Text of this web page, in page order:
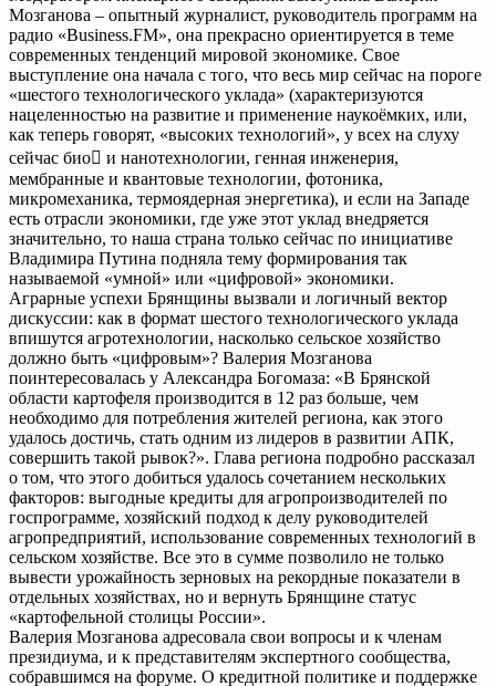
Мозганова – опытный журналист, руководитель программ на
радио «Business.FM», она прекрасно ориентируется в теме
современных тенденций мировой экономике. Свое
выступление она начала с того, что весь мир сейчас на пороге
«шестого технологического уклада» (характеризуются
нацеленностью на развитие и применение наукоёмких, или,
как теперь говорят, «высоких технологий», у всех на слуху
сейчас био и нанотехнологии, генная инженерия,
мембранные и квантовые технологии, фотоника,
микромеханика, термоядерная энергетика), и если на Западе
есть отрасли экономики, где уже этот уклад внедряется
значительно, то наша страна только сейчас по инициативе
Владимира Путина подняла тему формирования так
называемой «умной» или «цифровой» экономики.
Аграрные успехи Брянщины вызвали и логичный вектор
дискуссии: как в формат шестого технологического уклада
впишутся агротехнологии, насколько сельское хозяйство
должно быть «цифровым»? Валерия Мозганова
поинтересовалась у Александра Богомаза: «В Брянской
области картофеля производится в 12 раз больше, чем
необходимо для потребления жителей региона, как этого
удалось достичь, стать одним из лидеров в развитии АПК,
совершить такой рывок?». Глава региона подробно рассказал
о том, что этого добиться удалось сочетанием нескольких
факторов: выгодные кредиты для агропроизводителей по
госпрограмме, хозяйский подход к делу руководителей
агропредприятий, использование современных технологий в
сельском хозяйстве. Все это в сумме позволило не только
вывести урожайность зерновых на рекордные показатели в
отдельных хозяйствах, но и вернуть Брянщине статус
«картофельной столицы России».
Валерия Мозганова адресовала свои вопросы и к членам
президиума, и к представителям экспертного сообщества,
собравшимся на форуме. О кредитной политике и поддержке